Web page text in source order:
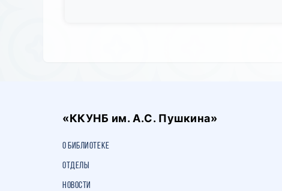
«ККУНБ им. А.С. Пушкина»
О библиотеке
Отделы
Новости